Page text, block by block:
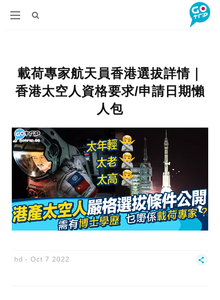
載荷專家航天員香港選拔詳情｜
香港太空人資格要求/申請日期懶
人包
hd Oct 7 2022